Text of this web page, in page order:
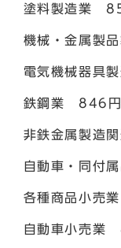
塗料製造業
機械・金属製
電気機械器具
鉄鋼業 846円
非鉄金属製造
自動車・同付
各種商品小売
自動車小売業